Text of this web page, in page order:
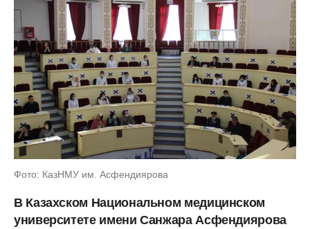
Фото: КазНМУ им. Асфендиярова
В Казахском Национальном медицинском
университете имени Санжара Асфендиярова